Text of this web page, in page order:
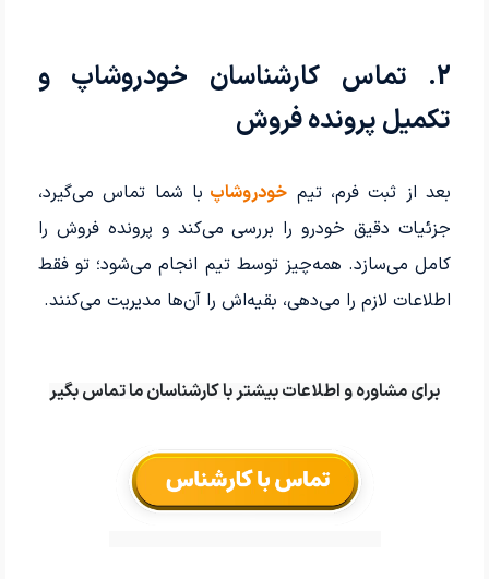
2. تماس کارشناسان خودروشاپ و
تکمیل پرونده فروش
بعد از ثبت فرم، تیم خودروشاپ با شما تماس می‌گیرد،
جزئیات دقیق خودرو را بررسی می‌کند و پرونده فروش را
کامل می‌سازد. همه‌چیز توسط تیم انجام می‌شود؛ تو فقط
اطلاعات لازم را می‌دهی، بقیه‌اش را آن‌ها مدیریت می‌کنند.
برای مشاوره و اطلاعات بیشتر با کارشناسان ما تماس بگیر